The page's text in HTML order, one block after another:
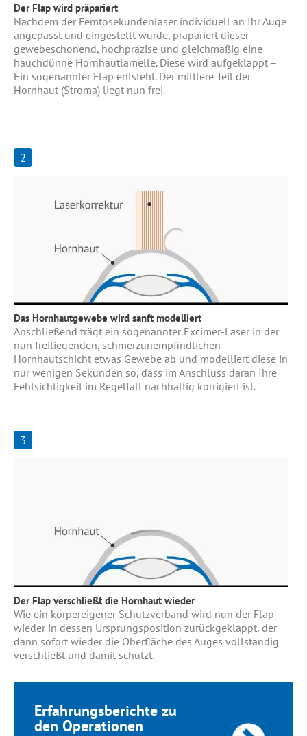
Der Flap wird präpariert
Nachdem der Femtosekundenlaser individuell an Ihr Auge
angepasst und eingestellt wurde, präpariert dieser
gewebeschonend, hochpräzise und gleichmäßig eine
hauchdünne Hornhautlamelle. Diese wird aufgeklappt –
Ein sogenannter Flap entsteht. Der mittlere Teil der
Hornhaut (Stroma) liegt nun frei.
Das Hornhautgewebe wird sanft modelliert
Anschließend trägt ein sogenannter Excimer-Laser in der
nun freiliegenden, schmerzunempfindlichen
Hornhautschicht etwas Gewebe ab und modelliert diese in
nur wenigen Sekunden so, dass im Anschluss daran Ihre
Fehlsichtigkeit im Regelfall nachhaltig korrigiert ist.
Der Flap verschließt die Hornhaut wieder
Wie ein körpereigener Schutzverband wird nun der Flap
wieder in dessen Ursprungsposition zurückgeklappt, der
dann sofort wieder die Oberfläche des Auges vollständig
verschließt und damit schützt.
Erfahrungsberichte zu
den Operationen